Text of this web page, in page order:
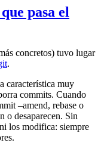
pasa el
concretos) tuvo lugar
.
característica muy
commits. Cuando
–amend, rebase o
o desaparecen. Sin
los modifica: siempre